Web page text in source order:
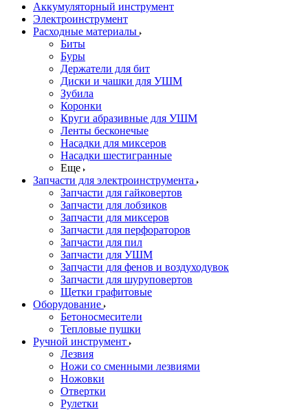
Аккумуляторный инструмент
Электроинструмент
Расходные материалы
Биты
Буры
Держатели для бит
Диски и чашки для УШМ
Зубила
Коронки
Круги абразивные для УШМ
Ленты бесконечые
Насадки для миксеров
Насадки шестигранные
Еще
Запчасти для электроинструмента
Запчасти для гайковертов
Запчасти для лобзиков
Запчасти для миксеров
Запчасти для перфораторов
Запчасти для пил
Запчасти для УШМ
Запчасти для фенов и воздуходувок
Запчасти для шуруповертов
Щетки графитовые
Оборудование
Бетоносмесители
Тепловые пушки
Ручной инструмент
Лезвия
Ножи со сменными лезвиями
Ножовки
Отвертки
Рулетки